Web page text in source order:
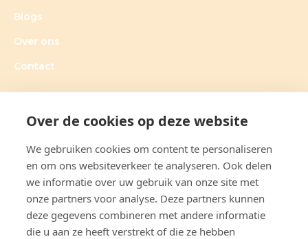
Blogs
Over ons
Contact
Stappenplan voor je scriptie
Eerste hulp bij projecten
Over de cookies op deze website
We gebruiken cookies om content te personaliseren
en om ons websiteverkeer te analyseren. Ook delen
we informatie over uw gebruik van onze site met
onze partners voor analyse. Deze partners kunnen
deze gegevens combineren met andere informatie
die u aan ze heeft verstrekt of die ze hebben